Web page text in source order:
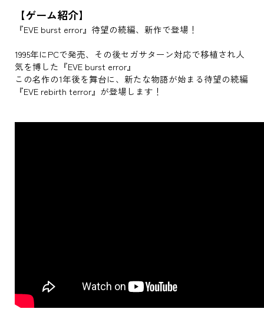
【ゲーム紹介】
『EVE burst error』待望の続編、新作で登場！
1995年にPCで発売、その後セガサターン対応で移植され人
気を博した『EVE burst error』
この名作の1年後を舞台に、新たな物語が始まる待望の続編
『EVE rebirth terror』が登場します！